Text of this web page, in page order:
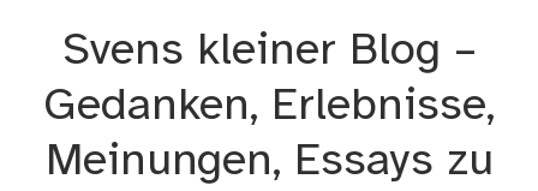
Svens kleiner Blog –
Gedanken, Erlebnisse,
Meinungen, Essays zu